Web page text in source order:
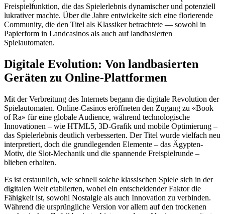
Freispielfunktion, die das Spielerlebnis dynamischer und potenziell
lukrativer machte. Über die Jahre entwickelte sich eine florierende
Community, die den Titel als Klassiker betrachtete — sowohl in
Papierform in Landcasinos als auch auf landbasierten
Spielautomaten.
Digitale Evolution: Von landbasierten
Geräten zu Online-Plattformen
Mit der Verbreitung des Internets begann die digitale Revolution der
Spielautomaten. Online-Casinos eröffneten den Zugang zu «Book
of Ra» für eine globale Audience, während technologische
Innovationen – wie HTML5, 3D-Grafik und mobile Optimierung –
das Spielerlebnis deutlich verbesserten. Der Titel wurde vielfach neu
interpretiert, doch die grundlegenden Elemente – das Ägypten-
Motiv, die Slot-Mechanik und die spannende Freispielrunde –
blieben erhalten.
Es ist erstaunlich, wie schnell solche klassischen Spiele sich in der
digitalen Welt etablierten, wobei ein entscheidender Faktor die
Fähigkeit ist, sowohl Nostalgie als auch Innovation zu verbinden.
Während die ursprüngliche Version vor allem auf den trockenen